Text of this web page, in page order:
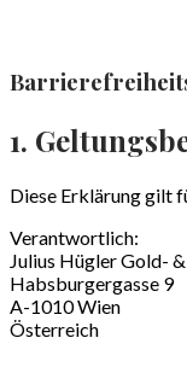
1.
Diese Erklärung gilt
Verantwortlich:
Julius Hügler Gold-
Habsburgergasse 9
A-1010 Wien
Österreich